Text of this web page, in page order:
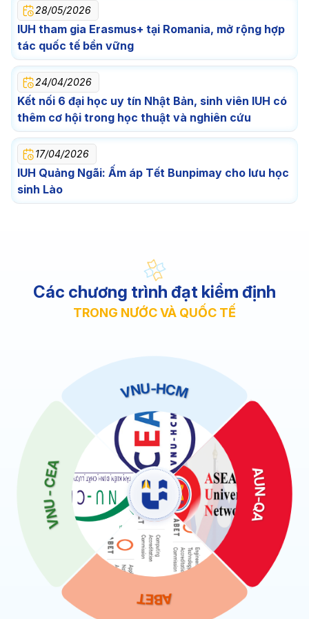
28/05/2026
IUH tham gia Erasmus+ tại Romania, mở rộng hợp
tác quốc tế bền vững
24/04/2026
Kết nối 6 đại học uy tín Nhật Bản, sinh viên IUH có
thêm cơ hội trong học thuật và nghiên cứu
17/04/2026
IUH Quảng Ngãi: Ấm áp Tết Bunpimay cho lưu học
sinh Lào
Các chương trình đạt kiểm định
TRONG NƯỚC VÀ QUỐC TẾ